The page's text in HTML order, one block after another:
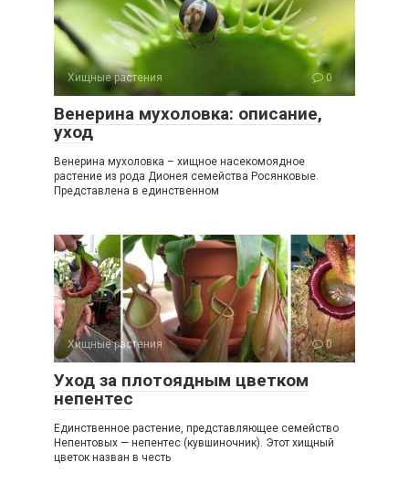
Хищные растения 0
Венерина мухоловка: описание,
уход
Венерина мухоловка – хищное насекомоядное
растение из рода Дионея семейства Росянковые.
Представлена в единственном
Хищные растения 0
Уход за плотоядным цветком
непентес
Единственное растение, представляющее семейство
Непентовых — непентес (кувшиночник). Этот хищный
цветок назван в честь